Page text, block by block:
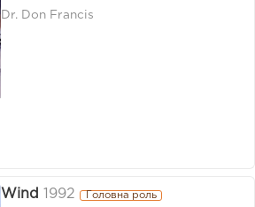
Dr. Don Francis
Wind 1992 Головна роль